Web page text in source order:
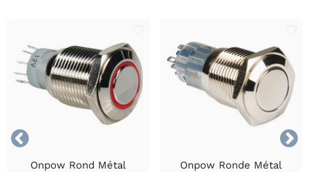


Onpow Rond Métal
Onpow Ronde Métal